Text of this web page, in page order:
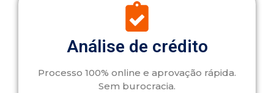
Análise de crédito
Processo 100% online e aprovação rápida.
Sem burocracia.